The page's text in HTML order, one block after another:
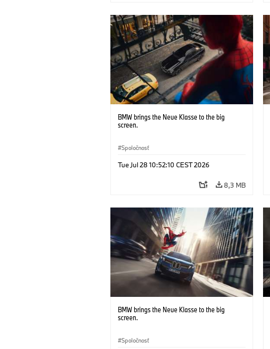
BMW brings the Neue Klasse to the big
screen.
Spoločnosť
Tue Jul 28 10:52:10 CEST 2026
8,3 MB
BMW brings the Neue Klasse to the big
screen.
Spoločnosť